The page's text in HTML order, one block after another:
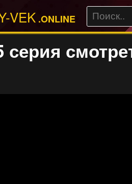
VEK .ONLINE
серия